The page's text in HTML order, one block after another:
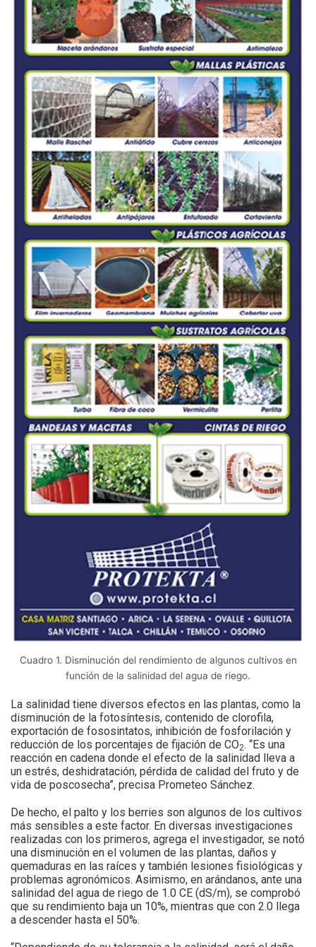
Cuadro 1. Disminución del rendimiento de algunos cultivos en
función de la salinidad del agua de riego.
La salinidad tiene diversos efectos en las plantas, como la
disminución de la fotosíntesis, contenido de clorofila,
exportación de fososintatos, inhibición de fosforilación y
reducción de los porcentajes de fijación de CO2. “Es una
reacción en cadena donde el efecto de la salinidad lleva a
un estrés, deshidratación, pérdida de calidad del fruto y de
vida de poscosecha”, precisa Prometeo Sánchez.
De hecho, el palto y los berries son algunos de los cultivos
más sensibles a este factor. En diversas investigaciones
realizadas con los primeros, agrega el investigador, se notó
una disminución en el volumen de las plantas, daños y
quemaduras en las raíces y también lesiones fisiológicas y
problemas agronómicos. Asimismo, en arándanos, ante una
salinidad del agua de riego de 1.0 CE (dS/m), se comprobó
que su rendimiento baja un 10%, mientras que con 2.0 llega
a descender hasta el 50%.